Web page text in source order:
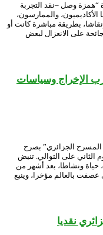
ديسمبر 2020، أشغال ندوة “همزة وصل –نقد التجربة
الأكاديميون، والممارسون،
بطريقة مباشرة كانت أو
على الانعزال لبعض
الإخراج وسياسات
الجزائري” بصرح
الثاني على التوالي. تنبض
ونشاطا، بعد أشهر من
عصفت بالعالم مؤخرا، وينبع
نقديا